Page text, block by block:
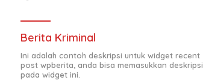
Berita Kriminal
Ini adalah contoh deskripsi untuk widget recent
post wpberita, anda bisa memasukkan deskripsi
pada widget ini.